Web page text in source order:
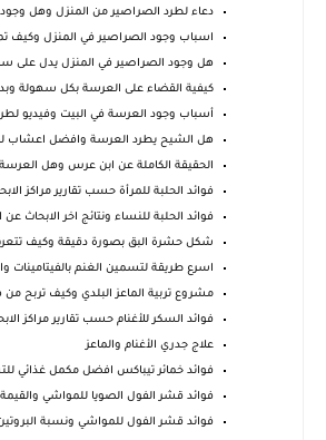
دعاء لطرد الصراصير من المنزل وهل
اسباب وجود الصراصير في المنزل وكيف
هل وجود الصراصير في المنزل يدل على
كيفية القضاء على العرسة بكل سهولة
أسباب وجود العرسة في البيت وفيديو
هل الشيح يطرد العرسة وافضل اعشاب
الحقيقة الكاملة عن ابن عرس وهل
فوائد الحلبة للمرأة حسب تقارير مراكز
فوائد الحلبة للنساء ونتائج اخر الابحاث عن
شكل حشرة البق بصورة دقيقة وكيف
اسرع طريقة لتسمين الغنم بالفيتامينات
مشروع تربية الماعز البلدي وكيف تربح
فوائد السكر للأغنام حسب تقارير مراكز
علاج جدري الأغنام والماعز
فوائد خمائر تيباكس افضل مكمل غذائي
فوائد قشر الفول الصويا للمواشي والقيمة
فوائد قشر الفول للمواشي ونسبة